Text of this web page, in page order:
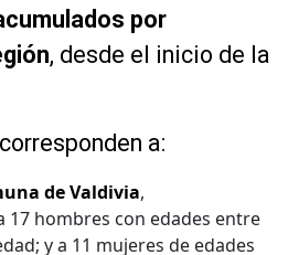
por
, desde el inicio de la
a:
de Valdivia,
17 hombres con edades entre
y a 11 mujeres de edades